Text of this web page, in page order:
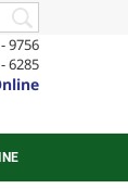
9756
6285